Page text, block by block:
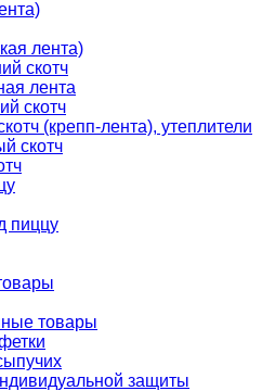
лента)
скотч
лента
скотч
(крепп-лента), утеплители
скотч
пиццу
товары
защиты